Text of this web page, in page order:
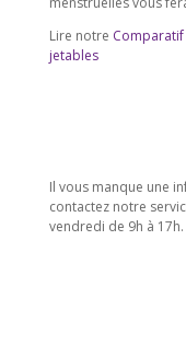
Lire notre Comparatif
jetables
Il vous manque une
contactez notre
vendredi de 9h à 17h.